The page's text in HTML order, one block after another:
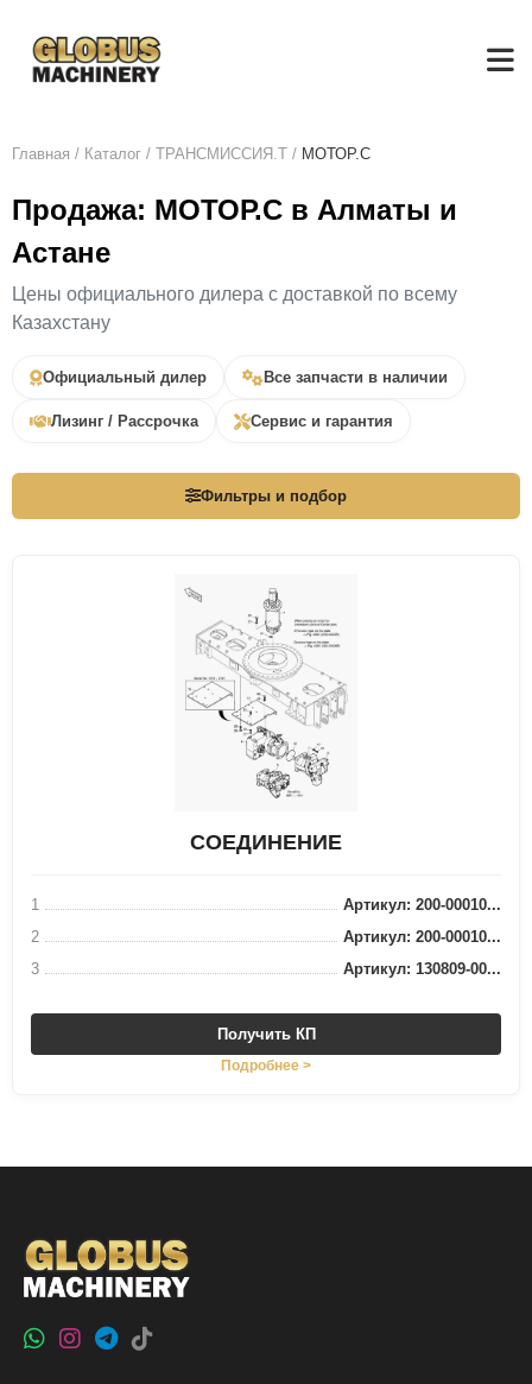
Главная / Каталог / ТРАНСМИССИЯ.Т / МОТОР.C
Продажа: МОТОР.C в Алматы и
Астане
Цены официального дилера с доставкой по всему
Казахстану
Официальный дилер Все запчасти в наличии
Лизинг / Рассрочка Сервис и гарантия
Фильтры и подбор
СОЕДИНЕНИЕ
1
Артикул: 200-00010...
2
Артикул: 200-00010...
3
Артикул: 130809-00...
Получить КП
Подробнее >